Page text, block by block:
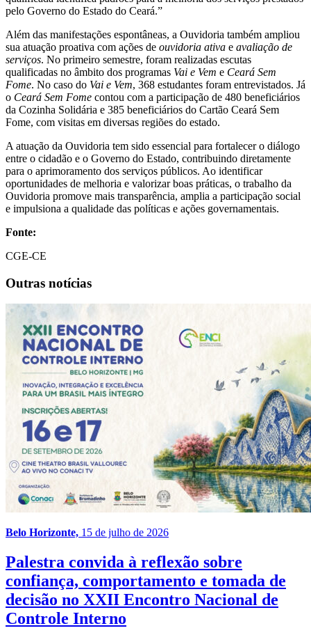
pelo Governo do Estado do Ceará.”
Além das manifestações espontâneas, a Ouvidoria também ampliou
sua atuação proativa com ações de ouvidoria ativa e avaliação de
serviços. No primeiro semestre, foram realizadas escutas
qualificadas no âmbito dos programas Vai e Vem e Ceará Sem
Fome. No caso do Vai e Vem, 368 estudantes foram entrevistados. Já
o Ceará Sem Fome contou com a participação de 480 beneficiários
da Cozinha Solidária e 385 beneficiários do Cartão Ceará Sem
Fome, com visitas em diversas regiões do estado.
A atuação da Ouvidoria tem sido essencial para fortalecer o diálogo
entre o cidadão e o Governo do Estado, contribuindo diretamente
para o aprimoramento dos serviços públicos. Ao identificar
oportunidades de melhoria e valorizar boas práticas, o trabalho da
Ouvidoria promove mais transparência, amplia a participação social
e impulsiona a qualidade das políticas e ações governamentais.
Fonte:
CGE-CE
Outras notícias
Belo Horizonte, 15 de julho de 2026
Palestra convida à reflexão sobre
confiança, comportamento e tomada de
decisão no XXII Encontro Nacional de
Controle Interno